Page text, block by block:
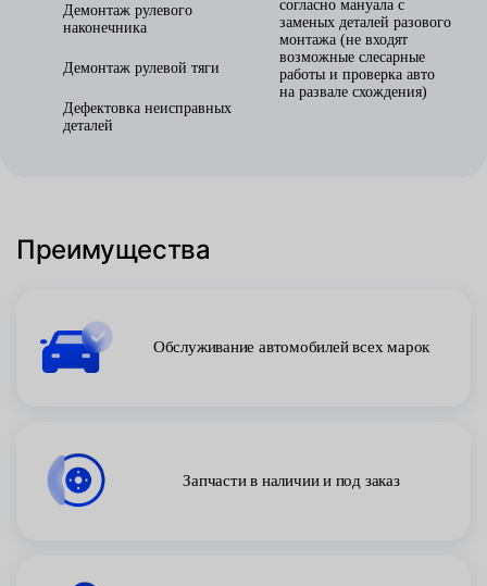
Демонтаж рулевого
наконечника
Демонтаж рулевой тяги
Дефектовка неисправных
деталей
согласно мануала с
заменых деталей разового
монтажа (не входят
возможные слесарные
работы и проверка авто
на развале схождения)
Преимущества
Обслуживание автомобилей всех марок
Запчасти в наличии и под заказ